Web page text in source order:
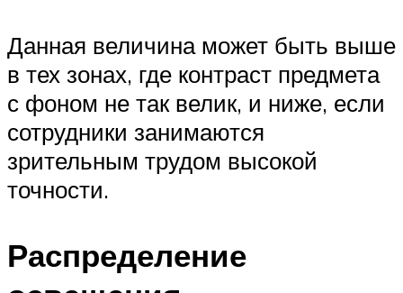
Данная величина может быть выше
в тех зонах, где контраст предмета
с фоном не так велик, и ниже, если
сотрудники занимаются
зрительным трудом высокой
точности.
Распределение